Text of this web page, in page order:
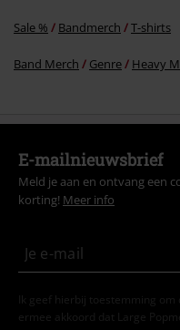
Sale % Bandmerch T-shirts
Band Merch Genre Heavy
E-mailnieuwsbrief
Meld je aan en ontvang een
korting! Meer info
Ik geef hierbij toestemming om
ermee akkoord dat Large